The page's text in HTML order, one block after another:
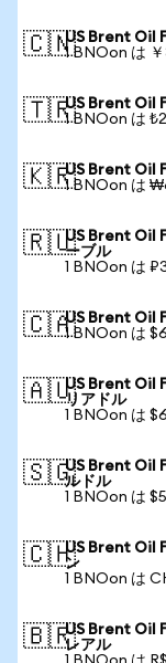
🇨🇳US Brent Oil
1 BNOon は
🇹🇷US Brent Oil
1 BNOon は
🇰🇷US Brent Oil
1 BNOon は
🇷🇺US Brent Oil
ーブル
1 BNOon は
🇨🇦US Brent Oil
1 BNOon は
🇦🇺US Brent Oil
リアドル
1 BNOon は
🇸🇬US Brent Oil
ルドル
1 BNOon は
🇨🇭US Brent Oil
ン
1 BNOon は
🇧🇷US Brent Oil
レアル